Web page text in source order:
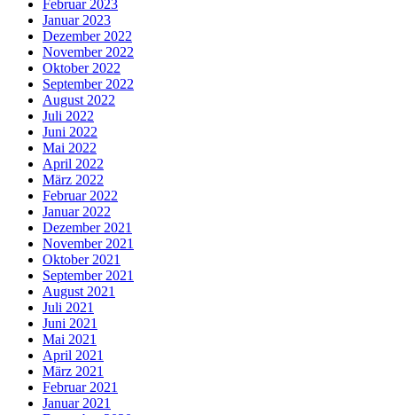
Februar 2023
Januar 2023
Dezember 2022
November 2022
Oktober 2022
September 2022
August 2022
Juli 2022
Juni 2022
Mai 2022
April 2022
März 2022
Februar 2022
Januar 2022
Dezember 2021
November 2021
Oktober 2021
September 2021
August 2021
Juli 2021
Juni 2021
Mai 2021
April 2021
März 2021
Februar 2021
Januar 2021